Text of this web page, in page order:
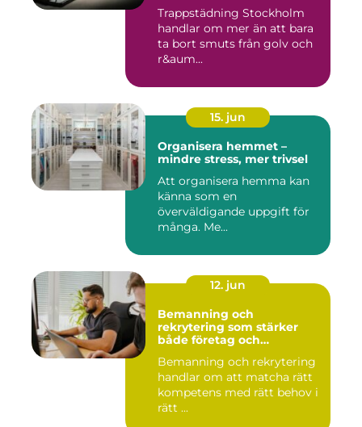
Trappstädning Stockholm
handlar om mer än att bara
ta bort smuts från golv och
r&aum...
15. jun
Organisera hemmet –
mindre stress, mer trivsel
Att organisera hemma kan
känna som en
överväldigande uppgift för
många. Me...
12. jun
Bemanning och
rekrytering som stärker
både företag och
Bemanning och rekrytering
handlar om att matcha rätt
kompetens med rätt behov i
rätt ...